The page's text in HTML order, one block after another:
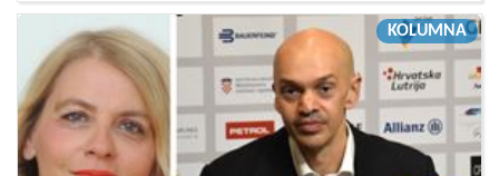
KOLUMNA